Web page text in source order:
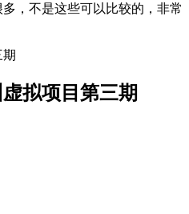
，不是这些可以比较的，非常
拟项目第三期